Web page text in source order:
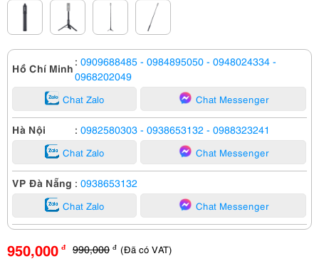
Hồ Chí Minh : 0909688485 - 0984895050 - 0948024334 -
0968202049
Chat Zalo Chat Messenger
Hà Nội : 0982580303 - 0938653132 - 0988323241
Chat Zalo Chat Messenger
VP Đà Nẵng : 0938653132
Chat Zalo Chat Messenger
950,000 đ 990,000 đ (Đã có VAT)